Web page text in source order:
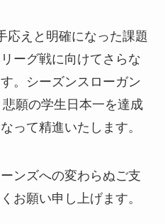
応えと明確になった課題
ーグ戦に向けてさらな
。シーズンスローガン
悲願の学生日本一を達成
って精進いたします。
ンズへの変わらぬご支
お願い申し上げます。